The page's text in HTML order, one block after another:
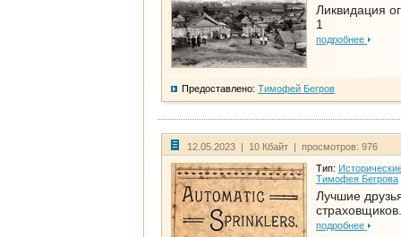
Ликвидация
1
подробнее
Предоставлено: Тимофей Бегров
12.05.2023 | 10 Кбайт | просмотров: 976
Тип:
Тимофея Бегрова
Лучшие
подробнее